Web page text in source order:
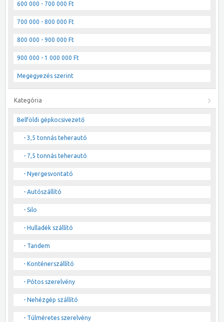
600 000 - 700 000 Ft
700 000 - 800 000 Ft
800 000 - 900 000 Ft
900 000 - 1 000 000 Ft
Megegyezés szerint
Kategória
Belföldi gépkocsivezető
- 3,5 tonnás teherautó
- 7,5 tonnás teherautó
- Nyergesvontató
- Autószállító
- Silo
- Hulladék szállító
- Tandem
- Konténerszállító
- Pótos szerelvény
- Nehézgép szállító
- Túlméretes szerelvény